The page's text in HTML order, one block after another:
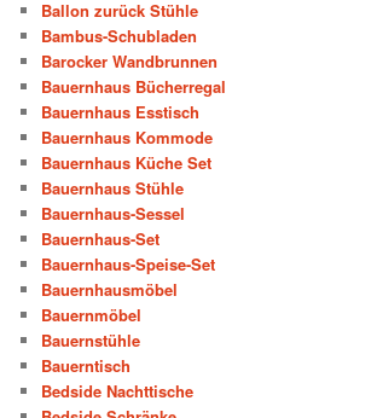
Ballon zurück Stühle
Bambus-Schubladen
Barocker Wandbrunnen
Bauernhaus Bücherregal
Bauernhaus Esstisch
Bauernhaus Kommode
Bauernhaus Küche Set
Bauernhaus Stühle
Bauernhaus-Sessel
Bauernhaus-Set
Bauernhaus-Speise-Set
Bauernhausmöbel
Bauernmöbel
Bauernstühle
Bauerntisch
Bedside Nachttische